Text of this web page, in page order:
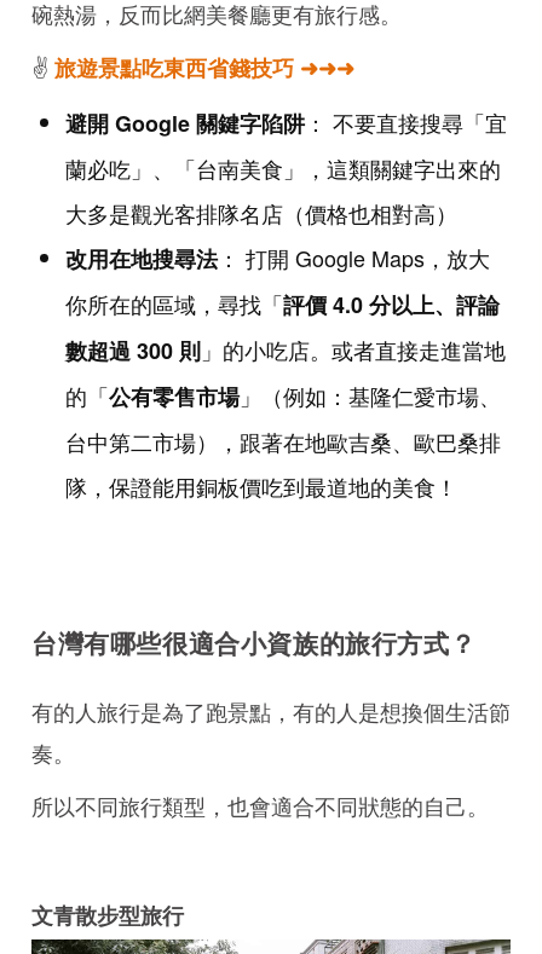
碗熱湯，反而比網美餐廳更有旅行感。
✌️ 旅遊景點吃東西省錢技巧 ➜➜➜
避開 Google 關鍵字陷阱 ： 不要直接搜尋「宜
蘭必吃」、「台南美食」，這類關鍵字出來的
大多是觀光客排隊名店（價格也相對高）
改用在地搜尋法： 打開 Google Maps，放大
你所在的區域，尋找「評價 4.0 分以上、評論
數超過 300 則 」的小吃店。或者直接走進當地
的「公有零售市場」（例如：基隆仁愛市場、
台中第二市場），跟著在地歐吉桑、歐巴桑排
隊，保證能用銅板價吃到最道地的美食！
台灣有哪些很適合小資族的旅行方式？
有的人旅行是為了跑景點，有的人是想換個生活節
奏。
所以不同旅行類型，也會適合不同狀態的自己。
文青散步型旅行